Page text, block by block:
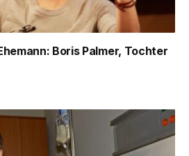
Boris Palmer, Tochter